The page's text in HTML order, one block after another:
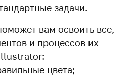
задачи.
вам освоить все,
и процессов их
цвета;